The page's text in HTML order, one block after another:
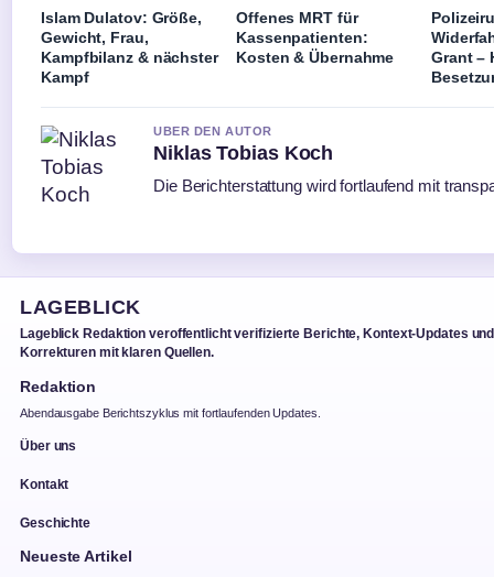
Islam Dulatov: Größe,
Gewicht, Frau,
Kampfbilanz & nächster
Kampf
Offenes MRT für
Kassenpatienten:
Kosten & Übernahme
Grant –
UBER DEN AUTOR
Niklas Tobias Koch
Die Berichterstattung wird fortlaufend mit
LAGEBLICK
Lageblick Redaktion veroffentlicht verifizierte Berichte, Kontext-Updates und
Korrekturen mit klaren Quellen.
Redaktion
Abendausgabe Berichtszyklus mit fortlaufenden Updates.
Über uns
Kontakt
Geschichte
Neueste Artikel